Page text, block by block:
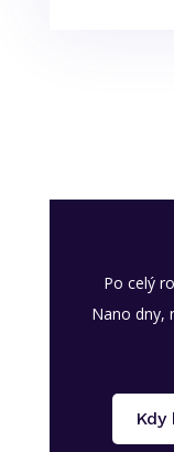
Po celý
Nano dny,
Kdy